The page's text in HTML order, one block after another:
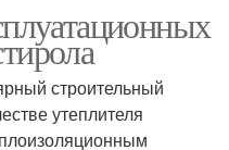
строительный
утеплителя